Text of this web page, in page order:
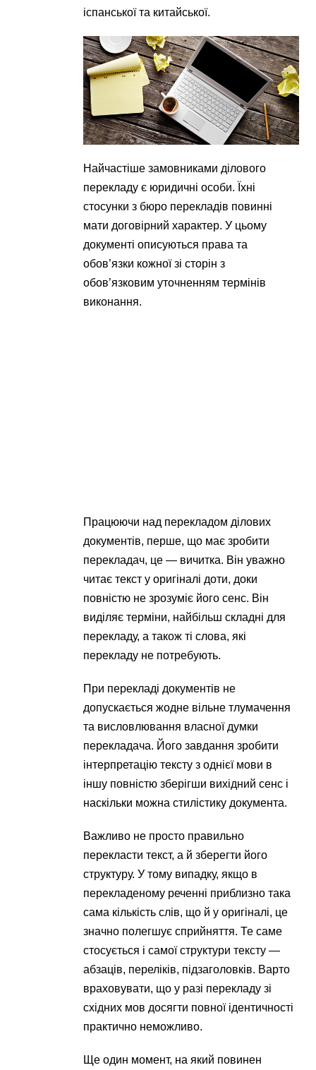
іспанської та китайської.
Найчастіше замовниками ділового
перекладу є юридичні особи. Їхні
стосунки з бюро перекладів повинні
мати договірний характер. У цьому
документі описуються права та
обов’язки кожної зі сторін з
обов’язковим уточненням термінів
виконання.
Працюючи над перекладом ділових
документів, перше, що має зробити
перекладач, це — вичитка. Він уважно
читає текст у оригіналі доти, доки
повністю не зрозуміє його сенс. Він
виділяє терміни, найбільш складні для
перекладу, а також ті слова, які
перекладу не потребують.
При перекладі документів не
допускається жодне вільне тлумачення
та висловлювання власної думки
перекладача. Його завдання зробити
інтерпретацію тексту з однієї мови в
іншу повністю зберігши вихідний сенс і
наскільки можна стилістику документа.
Важливо не просто правильно
перекласти текст, а й зберегти його
структуру. У тому випадку, якщо в
перекладеному реченні приблизно така
сама кількість слів, що й у оригіналі, це
значно полегшує сприйняття. Те саме
стосується і самої структури тексту —
абзаців, переліків, підзаголовків. Варто
враховувати, що у разі перекладу зі
східних мов досягти повної ідентичності
практично неможливо.
Ще один момент, на який повинен